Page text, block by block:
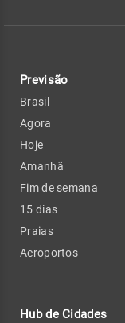
Previsão
Brasil
Agora
Hoje
Amanhã
Fim de semana
15 dias
Praias
Aeroportos
Hub de Cidades